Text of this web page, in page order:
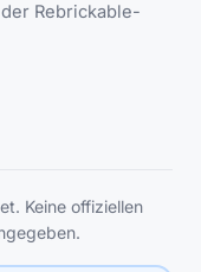
Rebrickable-
Keine offiziellen